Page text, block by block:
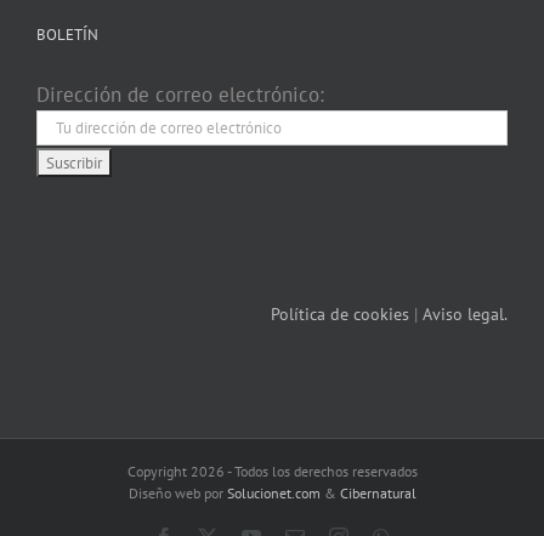
BOLETÍN
Dirección de correo electrónico:
Política de cookies | Aviso legal.
Copyright 2026 - Todos los derechos reservados
Diseño web por Solucionet.com & Cibernatural